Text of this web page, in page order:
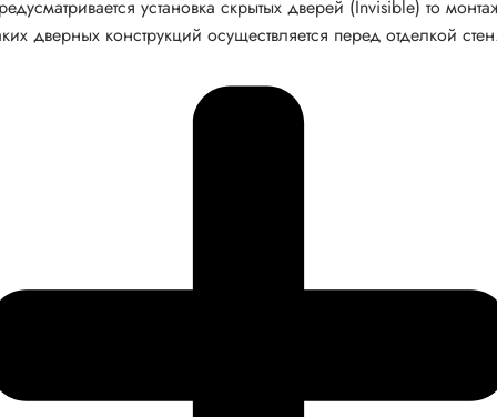
установка скрытых дверей (Invisible) то
дверных конструкций осуществляется перед отделкой